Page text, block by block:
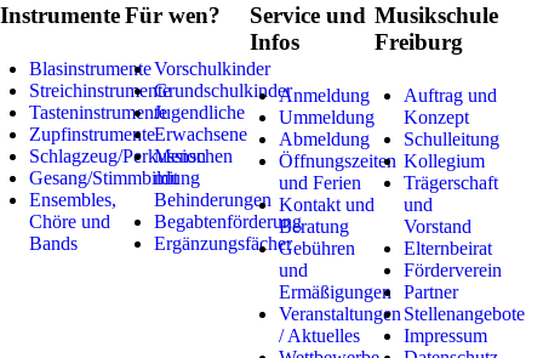
Instrumente
Blasinstrumente
Streichinstrumente
Tasteninstrumente
Zupfinstrumente
Schlagzeug/Perkussion
Gesang/Stimmbildung
Ensembles,
Chöre und
Bands
Für wen?
Vorschulkinder
Grundschulkinder
Jugendliche
Erwachsene
Menschen
mit
Behinderungen
Begabtenförderung
Ergänzungsfächer
Service und
Infos
Anmeldung
Ummeldung
Abmeldung
Öffnungszeiten
und Ferien
Kontakt und
Beratung
Gebühren
und
Ermäßigungen
Veranstaltungen
/ Aktuelles
Musikschule
Freiburg
Auftrag und
Konzept
Schulleitung
Kollegium
Trägerschaft
und
Vorstand
Elternbeirat
Förderverein
Partner
Stellenangebote
Impressum